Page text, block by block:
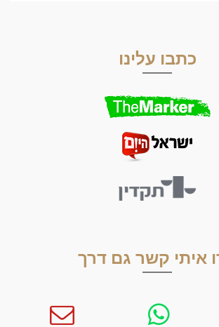
כתבו עלינו
איתי קשר גם דרך